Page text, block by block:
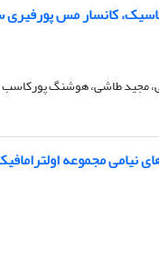
کانسار مس پورفیری
مجید طاشی، هوشنگ پورکاسب
نیامی مجموعه